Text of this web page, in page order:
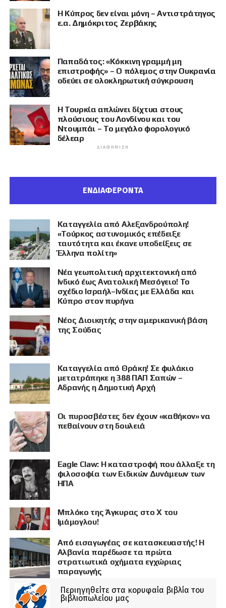
Η Κύπρος δεν είναι μόνη – Αντιστράτηγος
ε.α. Δημόκριτος Ζερβάκης
Παπαδάτος: «Κόκκινη γραμμή μη
επιστροφής» – Ο πόλεμος στην Ουκρανία
οδεύει σε ολοκληρωτική σύγκρουση
Η Τουρκία απλώνει δίχτυα στους
πλούσιους του Λονδίνου και του
Ντουμπάι – Το μεγάλο φορολογικό
δέλεαρ
ΔΙΑΦΉΜΙΣΗ
ΕΝΔΙΑΦΕΡΟΝΤΑ
Καταγγελία από Αλεξανδρούπολη!
«Τούρκος αστυνομικός επέδειξε
ταυτότητα και έκανε υποδείξεις σε
Έλληνα πολίτη»
Νέα γεωπολιτική αρχιτεκτονική από
Ινδικό έως Ανατολική Μεσόγειο! Το
σχέδιο Ισραήλ–Ινδίας με Ελλάδα και
Κύπρο στον πυρήνα
Νέος Διοικητής στην αμερικανική βάση
της Σούδας
Καταγγελία από Θράκη! Σε φυλάκιο
μετατράπηκε η 388 ΠΑΠ Σαπών –
Αδρανής η Δημοτική Αρχή
Οι πυροσβέστες δεν έχουν «καθήκον» να
πεθαίνουν στη δουλειά
Eagle Claw: Η καταστροφή που άλλαξε τη
φιλοσοφία των Ειδικών Δυνάμεων των
ΗΠΑ
Μπλόκο της Άγκυρας στο X του
Ιμάμογλου!
Από εισαγωγέας σε κατασκευαστής! Η
Αλβανία παρέδωσε τα πρώτα
στρατιωτικά οχήματα εγχώριας
παραγωγής
Περιηγηθείτε στα κορυφαία βιβλία του
βιβλιοπωλείου μας